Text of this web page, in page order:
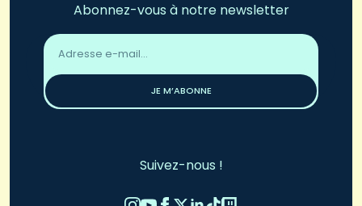
Abonnez-vous à notre newsletter
Adresse
email
JE M’ABONNE
Suivez-nous !